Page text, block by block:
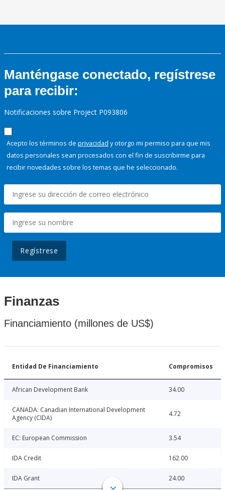
Manténgase conectado, regístrese
para recibir:
Notificaciones sobre Project P093806
Acepto los términos de privacidad y otorgo mi permiso para que mis
datos personales sean procesados con el fin de suscribirme para
recibir novedades sobre los temas que he seleccionado.
Regístrese
Finanzas
Financiamiento (millones de US$)
Entidad De Financiamiento Compromisos
African Development Bank 34.00
CANADA: Canadian International Development
Agency (CIDA)
4.72
EC: European Commission 3.54
IDA Credit 162.00
IDA Grant 24.00